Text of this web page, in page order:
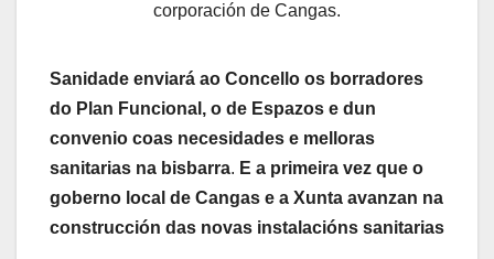
corporación de Cangas.
Sanidade enviará ao Concello os borradores
do Plan Funcional, o de Espazos e dun
convenio coas necesidades e melloras
sanitarias na bisbarra. E a primeira vez que o
goberno local de Cangas e a Xunta avanzan na
construcción das novas instalacións sanitarias